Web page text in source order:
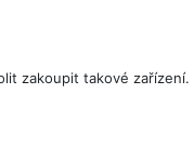
zakoupit takové zařízení.